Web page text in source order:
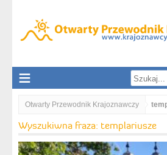
Otwarty Przewodnik Krajoznawczy
Wyszukiwna fraza: templariusze